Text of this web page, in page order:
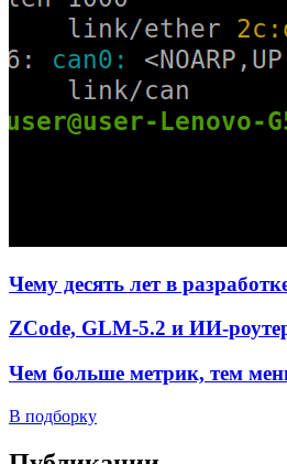
Чему десять лет в
ZCode, GLM-5.2 и ИИ-
Чем больше метрик, тем
В подборку